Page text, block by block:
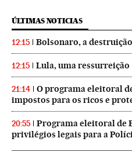
ÚLTIMAS NOTICIAS
12:15 Bolsonaro, a
12:15 Lula, uma ressurreição
21:14
O programa eleitoral
impostos para os ricos e
20:55
Programa eleitoral de
privilégios legais para a